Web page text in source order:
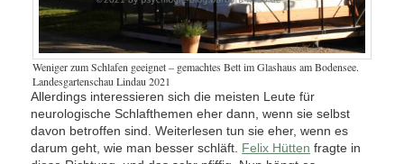
Weniger zum Schlafen geeignet – gemachtes Bett im Glashaus am Bodensee.
Landesgartenschau Lindau 2021
Allerdings interessieren sich die meisten Leute für
neurologische Schlafthemen eher dann, wenn sie selbst
davon betroffen sind. Weiterlesen tun sie eher, wenn es
darum geht, wie man besser schläft. Felix Hütten fragte in